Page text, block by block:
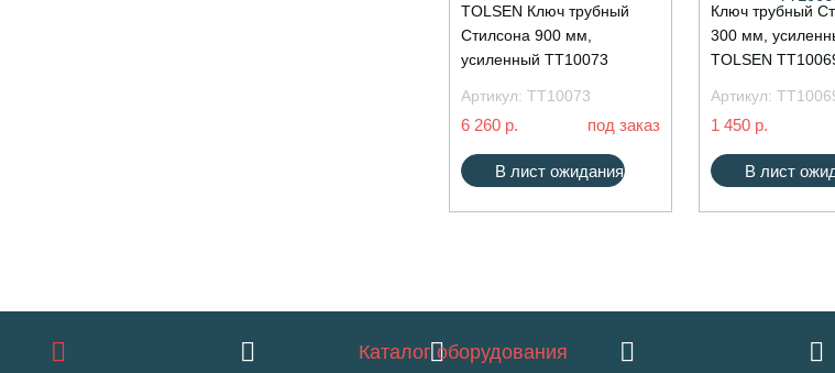
TOLSEN Ключ трубный
Стилсона 900 мм,
усиленный TT10073
Артикул: TT10073
6 260 р. под заказ
В лист ожидания
Ключ трубный
300 мм,
TOLSEN
Артикул:
1 450 р.
В лист
Каталог оборудования